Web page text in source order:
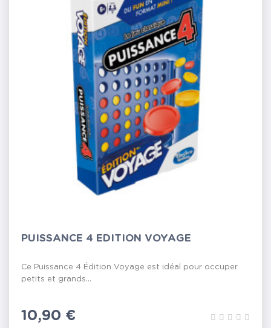
PUISSANCE 4 EDITION VOYAGE
Ce Puissance 4 Édition Voyage est idéal pour occuper
petits et grands...
Prix
10,90 €